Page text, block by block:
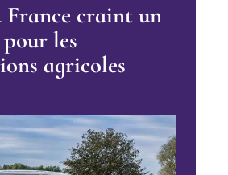
craint un
les
agricoles